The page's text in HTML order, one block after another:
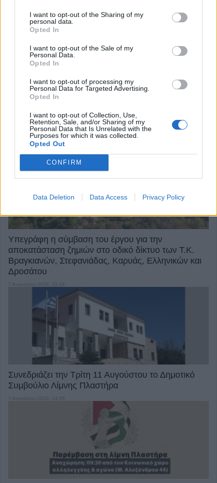
I want to opt-out of the Sharing of my
personal data.
Opted In
I want to opt-out of the Sale of my
Personal Data.
Opted In
I want to opt-out of processing my
Personal Data for Targeted Advertising.
Opted In
I want to opt-out of Collection, Use,
Retention, Sale, and/or Sharing of my
Personal Data that Is Unrelated with the
Purposes for which it was collected.
Opted Out
CONFIRM
Data Deletion Data Access Privacy Policy
ΔΙΑΒΆΣΤΕ ΕΠΊΣΗΣ:
Το Σάββατο 8 Αυγούστου η κηδεία της Μάχης Νίκου
7 Αυγούστου 2026, 19:18
Υπεγράφη η σύμβαση του έργου για την
αποκατάσταση ζημιών στο οδικό δίκτυο των Τ.Κ.
Βραγκιανών, Στεφανιάδας, Καρυάς, Ελληνικών και
Δροσάτου
7 Αυγούστου 2026, 15:34
Συνεδριάζει την Τρίτη 11 Αυγούστου το Δημοτικό
Συμβούλιο Λίμνης Πλαστήρα
7 Αυγούστου 2026, 14:05